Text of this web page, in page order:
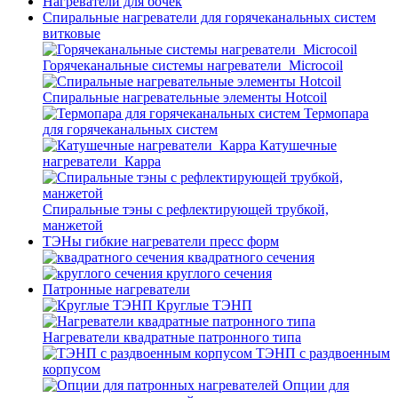
Спиральные нагреватели для горячеканальных систем
витковые
Горячеканальные системы нагреватели_Microcoil
Спиральные нагревательные элементы Hotcoil
Термопара
для горячеканальных систем
Катушечные
нагреватели_Карра
Спиральные тэны с рефлектирующей трубкой,
манжетой
ТЭНы гибкие нагреватели пресс форм
квадратного сечения
круглого сечения
Патронные нагреватели
Круглые ТЭНП
Нагреватели квадратные патронного типа
ТЭНП с раздвоенным
корпусом
Опции для